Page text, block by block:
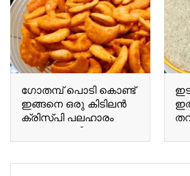
ഗോതമ്പ് പൊടി കൊണ്ട്
ഇങ്ങനെ ഒരു കിടിലൻ
ക്രിസ്പി പലഹാരം
തയ്യാറാക്കിയാലോ..?